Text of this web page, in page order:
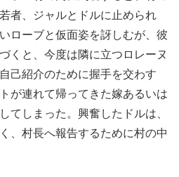
者、ジャルとドルに止められ
ローブと仮面姿を訝しむが、彼
くと、今度は隣に立つロレーヌ
己紹介のために握手を交わす
が連れて帰ってきた嫁あるいは
てしまった。興奮したドルは、
、村長へ報告するために村の中